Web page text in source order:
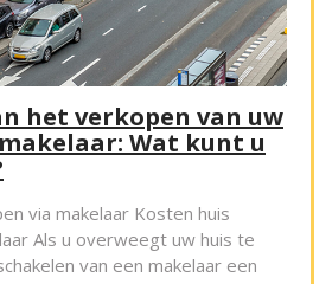
het verkopen van uw
Wat kunt u
via makelaar Kosten huis
Als u overweegt uw huis te
van een makelaar een